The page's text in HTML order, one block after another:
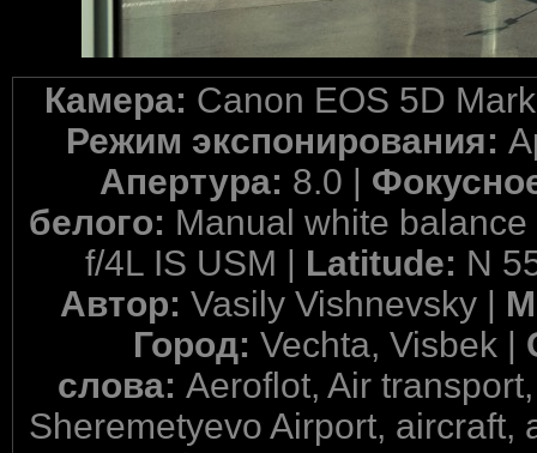
Камера: Canon EOS 5D
Режим экспонирования:
Апертура: 8.0 |
белого: Manual white
f/4L IS USM | Latitude: N
Автор: Vasily Vishnevsky |
Город: Vechta, Visbek |
слова: Aeroflot, Air
Sheremetyevo Airport,